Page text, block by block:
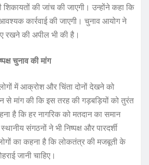
की जांच की जाएगी। उन्होंने कहा कि
कार्रवाई की जाएगी। चुनाव आयोग ने
रखने की अपील भी की है।
चुनाव की मांग
में आक्रोश और चिंता दोनों देखने को
से मांग की कि इस तरह की गड़बड़ियों को तुरंत
है कि हर नागरिक को मतदान का समान
संगठनों ने भी निष्पक्ष और पारदर्शी
का कहना है कि लोकतंत्र की मजबूती के
जानी चाहिए।